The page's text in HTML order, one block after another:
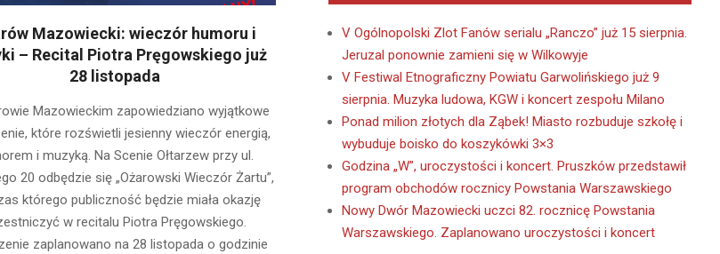
Mazowiecki: wieczór humoru i
– Recital Piotra Pręgowskiego już
28 listopada
Mazowieckim zapowiedziano wyjątkowe
które rozświetli jesienny wieczór energią,
i muzyką. Na Scenie Ołtarzew przy ul.
20 odbędzie się „Ożarowski Wieczór Żartu”,
którego publiczność będzie miała okazję
w recitalu Piotra Pręgowskiego.
zaplanowano na 28 listopada o godzinie
V Ogólnopolski Zlot Fanów serialu „Ranczo” już 15 sierpnia.
Jeruzal ponownie zamieni się w Wilkowyje
V Festiwal Etnograficzny Powiatu Garwolińskiego już 9
sierpnia. Muzyka ludowa, KGW i koncert zespołu Milano
Ponad milion złotych dla Ząbek! Miasto rozbuduje szkołę i
wybuduje boisko do koszykówki 3×3
Godzina „W”, uroczystości i koncert. Pruszków przedstawił
program obchodów rocznicy Powstania Warszawskiego
Nowy Dwór Mazowiecki uczci 82. rocznicę Powstania
Warszawskiego. Zaplanowano uroczystości i koncert